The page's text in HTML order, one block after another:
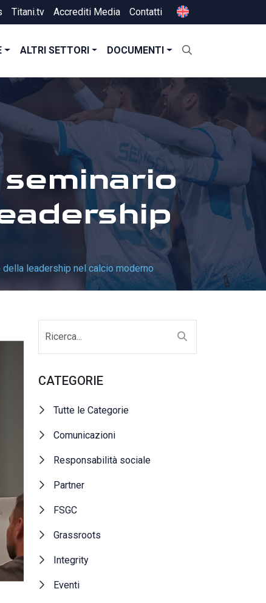
Titani.tv Accrediti Media Contatti
ALTRI SETTORI DOCUMENTI
della leadership nel calcio moderno
CATEGORIE
Tutte le Categorie
Comunicazioni
Responsabilità sociale
Partner
FSGC
Grassroots
Integrity
Eventi